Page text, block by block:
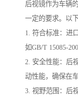
后视镜作为车辆
一定的要求。以
1. 符合标准：进
如GB/T 15085-
2. 安全性能：后
动性能，确保在
3. 视野范围：后